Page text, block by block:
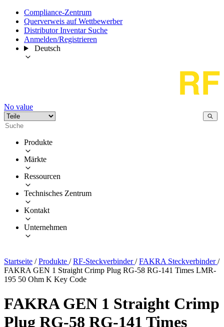
Compliance-Zentrum
Querverweis auf Wettbewerber
Distributor Inventar Suche
Anmelden/Registrieren
Deutsch
No value
Produkte
Märkte
Ressourcen
Technisches Zentrum
Kontakt
Unternehmen
Startseite / Produkte / RF-Steckverbinder/ FAKRA Steckverbinder/
FAKRA GEN 1 Straight Crimp Plug RG-58 RG-141 Times LMR-
195 50 Ohm K Key Code
FAKRA GEN 1 Straight Crimp
Plug RG-58 RG-141 Times